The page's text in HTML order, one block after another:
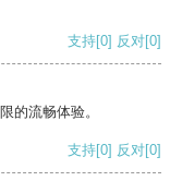
支持[0] 反对[0]
的流畅体验。
支持[0] 反对[0]